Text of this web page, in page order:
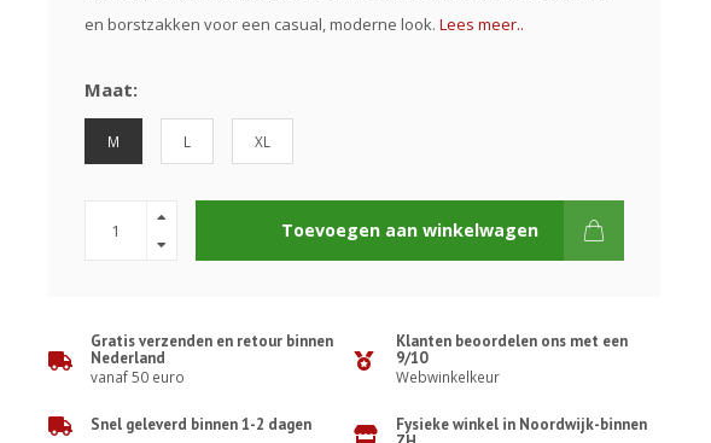
en borstzakken voor een casual, moderne look. Lees meer..
Maat:
M L XL
Toevoegen aan winkelwagen
Gratis verzenden en retour binnen
Nederland
vanaf 50 euro
Klanten beoordelen ons met een
9/10
Webwinkelkeur
Snel geleverd binnen 1-2 dagen
Fysieke winkel in Noordwijk-binnen